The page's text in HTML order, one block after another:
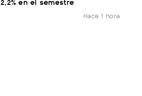
Hace 1 hora